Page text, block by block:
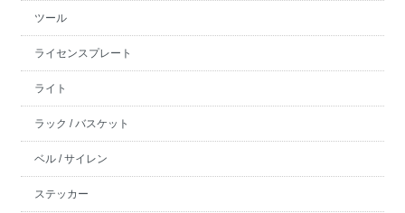
ツール
ライセンスプレート
ライト
ラック / バスケット
ベル / サイレン
ステッカー